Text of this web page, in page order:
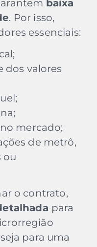
baixa
. Por isso,
essenciais:
dos valores
mercado;
de metrô,
ou
o contrato,
para
para uma